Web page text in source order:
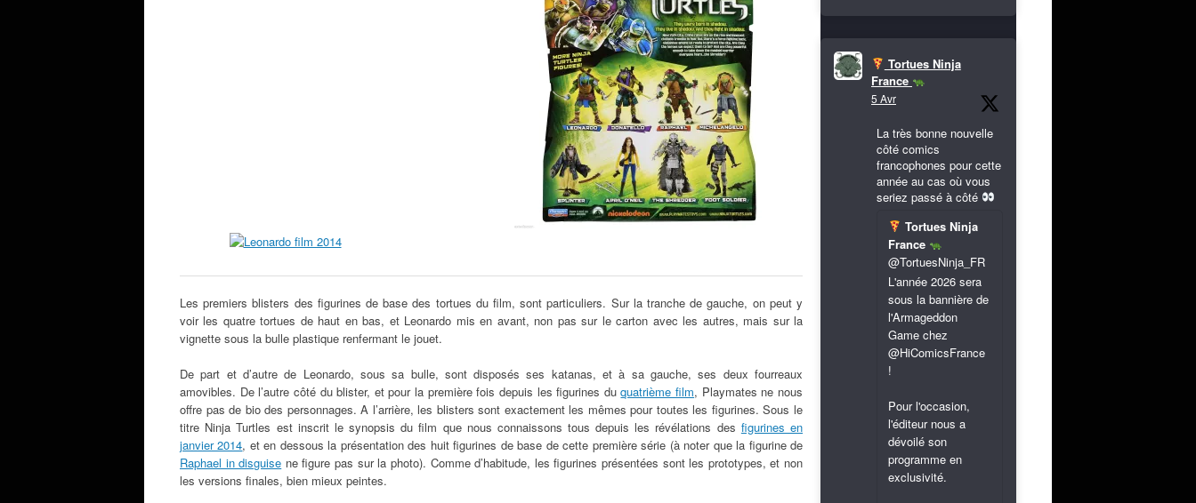
Les premiers blisters des figurines de base des tortues du film, sont particuliers. Sur la tranche de gauche, on peut y
voir les quatre tortues de haut en bas, et Leonardo mis en avant, non pas sur le carton avec les autres, mais sur la
vignette sous la bulle plastique renfermant le jouet.
De part et d’autre de Leonardo, sous sa bulle, sont disposés ses katanas, et à sa gauche, ses deux fourreaux
amovibles. De l’autre côté du blister, et pour la première fois depuis les figurines duquatrième film, Playmates ne nous
offre pas de bio des personnages. A l’arrière, les blisters sont exactement les mêmes pour toutes les figurines. Sous le
titre Ninja Turtles est inscrit le synopsis du film que nous connaissons tous depuis les révélations des figurines en
janvier 2014, et en dessous la présentation des huit figurines de base de cette première série (à noter que la figurine de
Raphael in disguise ne figure pas sur la photo). Comme d’habitude, les figurines présentées sont les prototypes, et non
les versions finales, bien mieux peintes.
Tortues Ninja
France
5 Avr
La très bonne nouvelle
côté comics
francophones pour cette
année au cas où vous
seriez passé à côté
Tortues Ninja
France
@TortuesNinja_FR
L'année 2026 sera
sous la bannière de
l'Armageddon
Game chez
@HiComicsFrance
!
Pour l'occasion,
l'éditeur nous a
dévoilé son
programme en
exclusivité.